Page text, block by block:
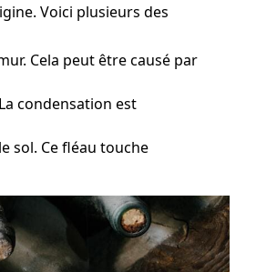
Voici plusieurs des
Cela peut être causé par
condensation est
sol. Ce fléau touche